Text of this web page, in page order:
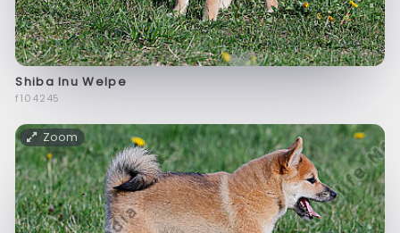
Shiba Inu Welpe
f104245
Zoom